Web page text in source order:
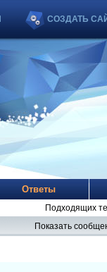
СОЗДАТЬ
Ответы
Подходящих
Показать